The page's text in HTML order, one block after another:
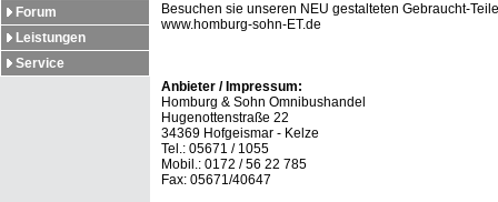
Forum
Leistungen
Service
Besuchen sie unseren NEU gestalteten Gebraucht-
www.homburg-sohn-ET.de
Anbieter / Impressum:
Homburg & Sohn Omnibushandel
Hugenottenstraße 22
34369 Hofgeismar - Kelze
Tel.: 05671 / 1055
Mobil.: 0172 / 56 22 785
Fax: 05671/40647